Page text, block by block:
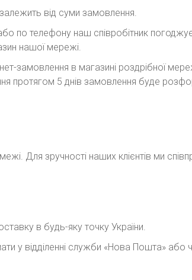
від суми замовлення.
по телефону наш співробітник
нашої мережі.
замовлення в магазині роздрібної
протягом 5 днів замовлення буде
Для зручності наших клієнтів ми
в будь-яку точку України.
у відділенні служби «Нова Пошта» або